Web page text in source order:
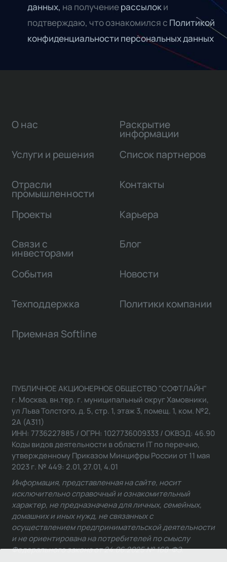
данных, на получениерассылоки
подтверждаю, что ознакомился с Политикой
конфиденциальности персональных данных
О нас
Услуги и решения
Отрасли
промышленности
Проекты
Связи с
инвесторами
Раскрытие
информации
Список партнеров
Контакты
Карьера
Блог
События Новости
Техподдержка Политики компании
Приемная Softline
ПУБЛИЧНОЕ АКЦИОНЕРНОЕ ОБЩЕСТВО "СОФТЛАЙН"
г. Москва, вн.тер. г. муниципальный округ Хамовники,
ул Льва Толстого, д. 5, стр. 1, этаж 3, помещ. 1, ком. №2,
2А (А311)
ИНН: 7736227885 / ОГРН: 1027736009333 / ОКВЭД: 46.90
Коды видов деятельности в области IT по перечню,
утвержденному Приказом Минцифры России от 11 мая
2023 г. № 449: 2.01, 27.01, 4.01
Информация, представленная на сайте, носит
исключительно справочный и ознакомительный
характер, не предназначена для личных, семейных,
домашних и иных нужд, не связанных с
осуществлением предпринимательской деятельности
и не ориентирована на потребителей по смыслу
Федерального закона от 24.06.2025 № 168-ФЗ.